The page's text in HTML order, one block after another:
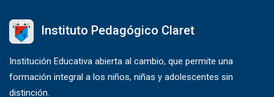
Instituto Pedagógico Claret
Institución Educativa abierta al cambio, que permite una
formación integral a los niños, niñas y adolescentes sin
distinción.